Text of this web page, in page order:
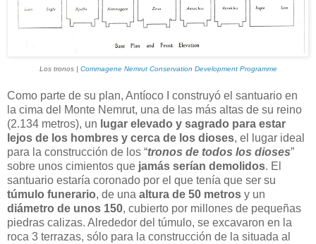
Los tronos | Commagene Nemrut Conservation Development Programme
Como parte de su plan, Antíoco I construyó el santuario en
la cima del Monte Nemrut, una de las más altas de su reino
(2.134 metros), un lugar elevado y sagrado para estar
lejos de los hombres y cerca de los dioses, el lugar ideal
para la construcción de los “tronos de todos los dioses”
sobre unos cimientos que jamás serían demolidos. El
santuario estaría coronado por el que tenía que ser su
túmulo funerario, de una altura de 50 metros y un
diámetro de unos 150, cubierto por millones de pequeñas
piedras calizas. Alrededor del túmulo, se excavaron en la
roca 3 terrazas, sólo para la construcción de la situada al